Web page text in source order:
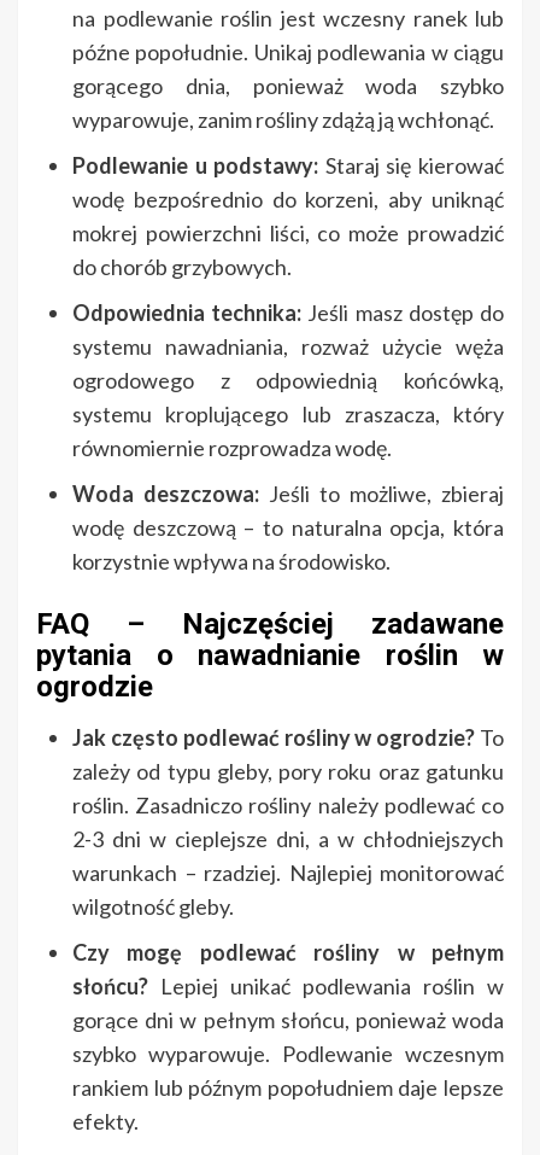
na podlewanie roślin jest wczesny ranek lub
późne popołudnie. Unikaj podlewania w ciągu
gorącego dnia, ponieważ woda szybko
wyparowuje, zanim rośliny zdążą ją wchłonąć.
Podlewanie u podstawy: Staraj się kierować
wodę bezpośrednio do korzeni, aby uniknąć
mokrej powierzchni liści, co może prowadzić
do chorób grzybowych.
Odpowiednia technika: Jeśli masz dostęp do
systemu nawadniania, rozważ użycie węża
ogrodowego z odpowiednią końcówką,
systemu kroplującego lub zraszacza, który
równomiernie rozprowadza wodę.
Woda deszczowa: Jeśli to możliwe, zbieraj
wodę deszczową – to naturalna opcja, która
korzystnie wpływa na środowisko.
FAQ – Najczęściej zadawane
pytania o nawadnianie roślin w
ogrodzie
Jak często podlewać rośliny w ogrodzie? To
zależy od typu gleby, pory roku oraz gatunku
roślin. Zasadniczo rośliny należy podlewać co
2-3 dni w cieplejsze dni, a w chłodniejszych
warunkach – rzadziej. Najlepiej monitorować
wilgotność gleby.
Czy mogę podlewać rośliny w pełnym
słońcu? Lepiej unikać podlewania roślin w
gorące dni w pełnym słońcu, ponieważ woda
szybko wyparowuje. Podlewanie wczesnym
rankiem lub późnym popołudniem daje lepsze
efekty.